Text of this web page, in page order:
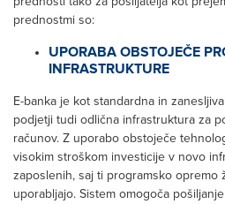
prednostmi so:
UPORABA OBSTOJEČE
INFRASTRUKTURE
E-banka je kot standardna in
podjetji tudi odlična infrastruktura za
računov. Z uporabo obstoječe
visokim stroškom investicije v novo
zaposlenih, saj ti programsko opremo
uporabljajo. Sistem omogoča